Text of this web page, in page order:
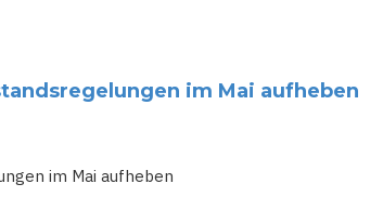
im Mai aufheben
im Mai aufheben